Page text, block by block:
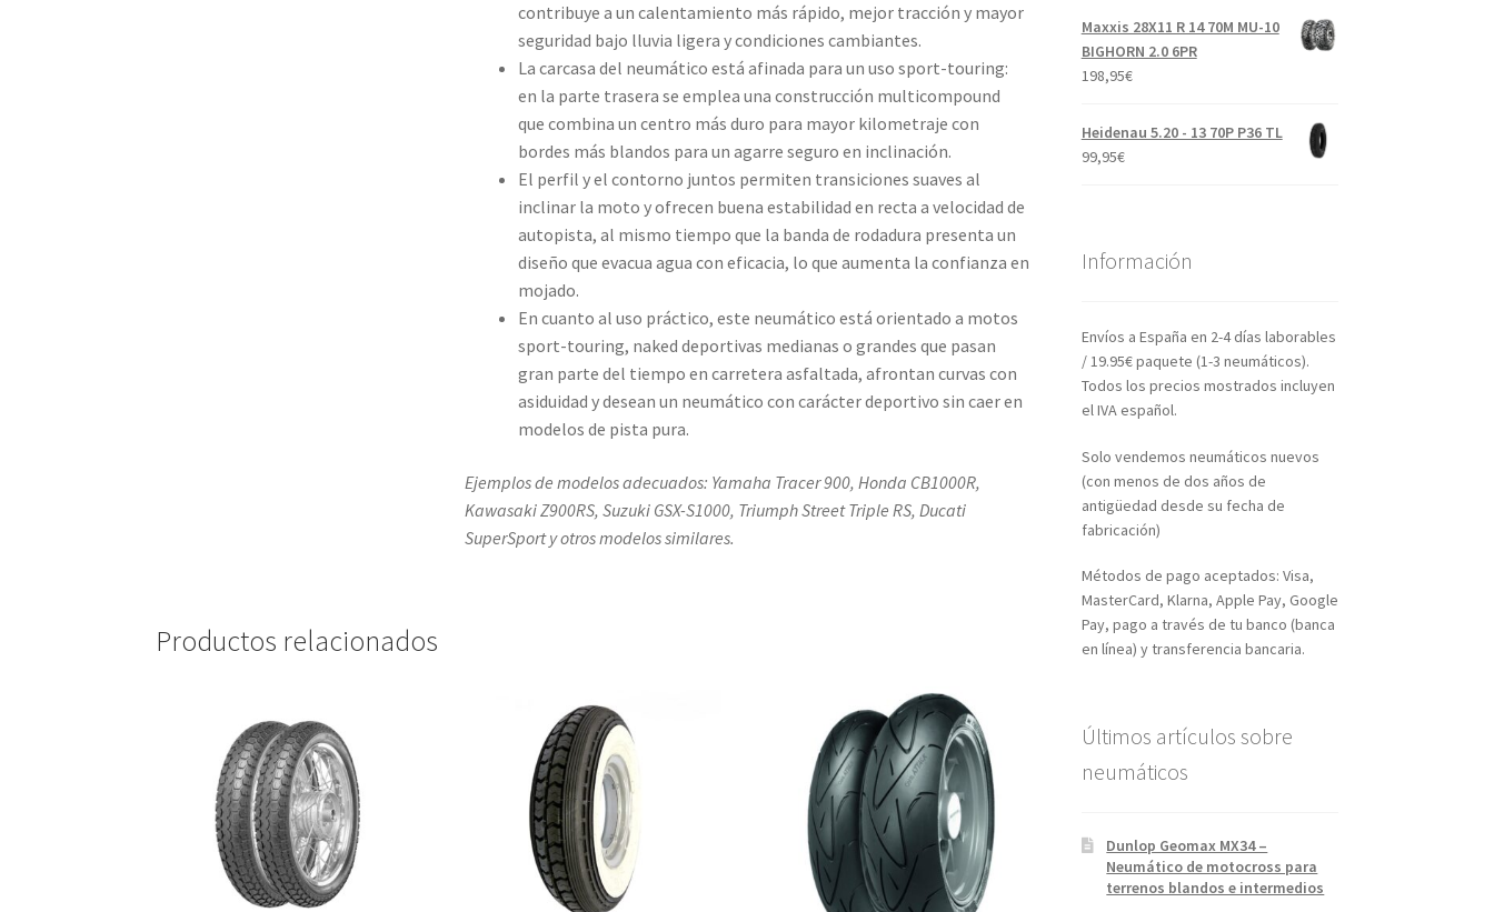
contribuye a un calentamiento más rápido, mejor tracción y mayor
seguridad bajo lluvia ligera y condiciones cambiantes.
La carcasa del neumático está afinada para un uso sport-touring:
en la parte trasera se emplea una construcción multicompound
que combina un centro más duro para mayor kilometraje con
bordes más blandos para un agarre seguro en inclinación.
El perfil y el contorno juntos permiten transiciones suaves al
inclinar la moto y ofrecen buena estabilidad en recta a velocidad de
autopista, al mismo tiempo que la banda de rodadura presenta un
diseño que evacua agua con eficacia, lo que aumenta la confianza en
mojado.
En cuanto al uso práctico, este neumático está orientado a motos
sport-touring, naked deportivas medianas o grandes que pasan
gran parte del tiempo en carretera asfaltada, afrontan curvas con
asiduidad y desean un neumático con carácter deportivo sin caer en
modelos de pista pura.
Ejemplos de modelos adecuados: Yamaha Tracer 900, Honda CB1000R,
Kawasaki Z900RS, Suzuki GSX-S1000, Triumph Street Triple RS, Ducati
SuperSport y otros modelos similares.
Productos relacionados
Maxxis 28X11 R 14 70M MU-10
BIGHORN 2.0 6PR
198,95€
Heidenau 5.20 - 13 70P P36 TL
99,95€
Información
Envíos a España en 2-4 días laborables
/ 19.95€ paquete (1-3 neumáticos).
Todos los precios mostrados incluyen
el IVA español.
Solo vendemos neumáticos nuevos
(con menos de dos años de
antigüedad desde su fecha de
fabricación)
Métodos de pago aceptados: Visa,
MasterCard, Klarna, Apple Pay, Google
Pay, pago a través de tu banco (banca
en línea) y transferencia bancaria.
Últimos artículos sobre
neumáticos
Dunlop Geomax MX34 –
Neumático de motocross para
terrenos blandos e intermedios